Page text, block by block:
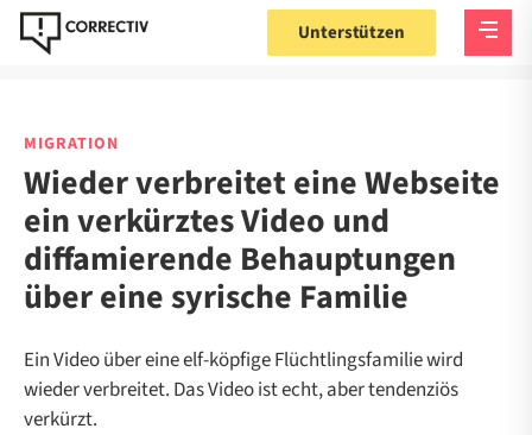
Unterstützen
MIGRATION
Wieder verbreitet eine Webseite
ein verkürztes Video und
diffamierende Behauptungen
über eine syrische Familie
Ein Video über eine elf-köpfige Flüchtlingsfamilie wird
wieder verbreitet. Das Video ist echt, aber tendenziös
verkürzt.